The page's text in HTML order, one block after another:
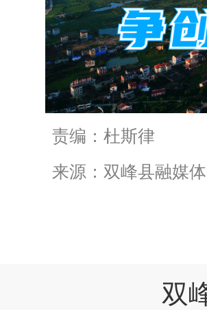
责编：杜斯律
来源：双峰县融媒
双